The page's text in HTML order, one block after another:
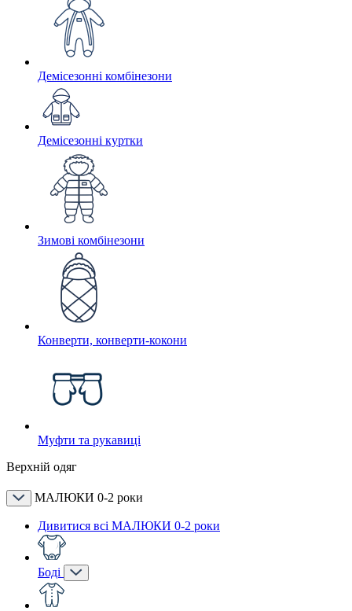
Демісезонні комбінезони
Демісезонні куртки
Зимові комбінезони
Конверти, конверти-кокони
Муфти та рукавиці
Верхній одяг
МАЛЮКИ 0-2 роки
Дивитися всі МАЛЮКИ 0-2 роки
Боді